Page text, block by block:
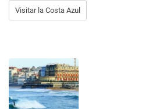
Visitar la Costa Azul